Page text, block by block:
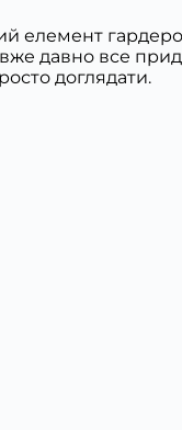
елемент
давно все
доглядати.